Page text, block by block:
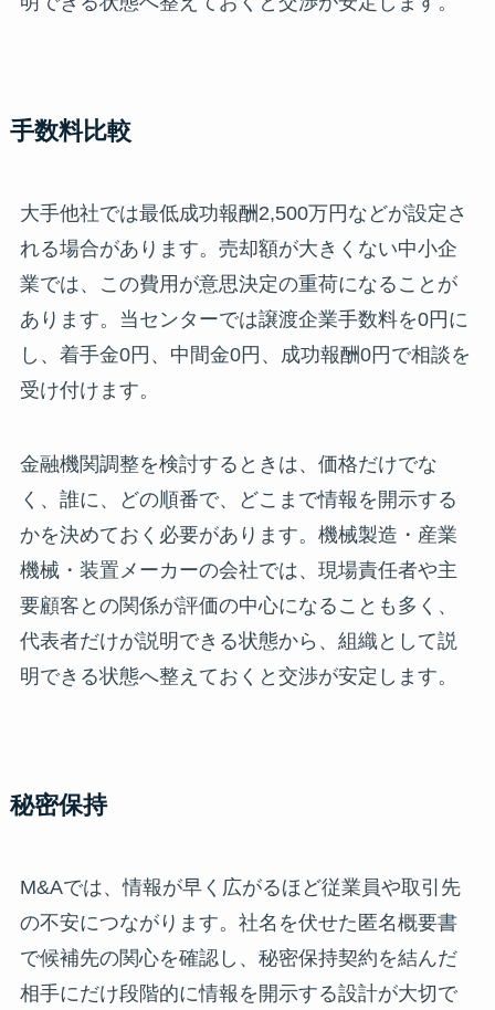
手数料比較
大手他社では最低成功報酬2,500万円などが設定さ
れる場合があります。売却額が大きくない中小企
業では、この費用が意思決定の重荷になることが
あります。当センターでは譲渡企業手数料を0円に
し、着手金0円、中間金0円、成功報酬0円で相談を
受け付けます。
金融機関調整を検討するときは、価格だけでな
く、誰に、どの順番で、どこまで情報を開示する
かを決めておく必要があります。機械製造・産業
機械・装置メーカーの会社では、現場責任者や主
要顧客との関係が評価の中心になることも多く、
代表者だけが説明できる状態から、組織として説
明できる状態へ整えておくと交渉が安定します。
秘密保持
M&Aでは、情報が早く広がるほど従業員や取引先
の不安につながります。社名を伏せた匿名概要書
で候補先の関心を確認し、秘密保持契約を結んだ
相手にだけ段階的に情報を開示する設計が大切で